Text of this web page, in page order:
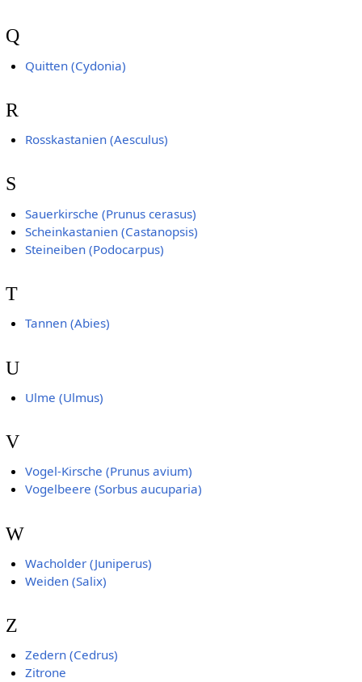
Q
Quitten (Cydonia)
R
Rosskastanien (Aesculus)
S
Sauerkirsche (Prunus cerasus)
Scheinkastanien (Castanopsis)
Steineiben (Podocarpus)
T
Tannen (Abies)
U
Ulme (Ulmus)
V
Vogel-Kirsche (Prunus avium)
Vogelbeere (Sorbus aucuparia)
W
Wacholder (Juniperus)
Weiden (Salix)
Z
Zedern (Cedrus)
Zitrone